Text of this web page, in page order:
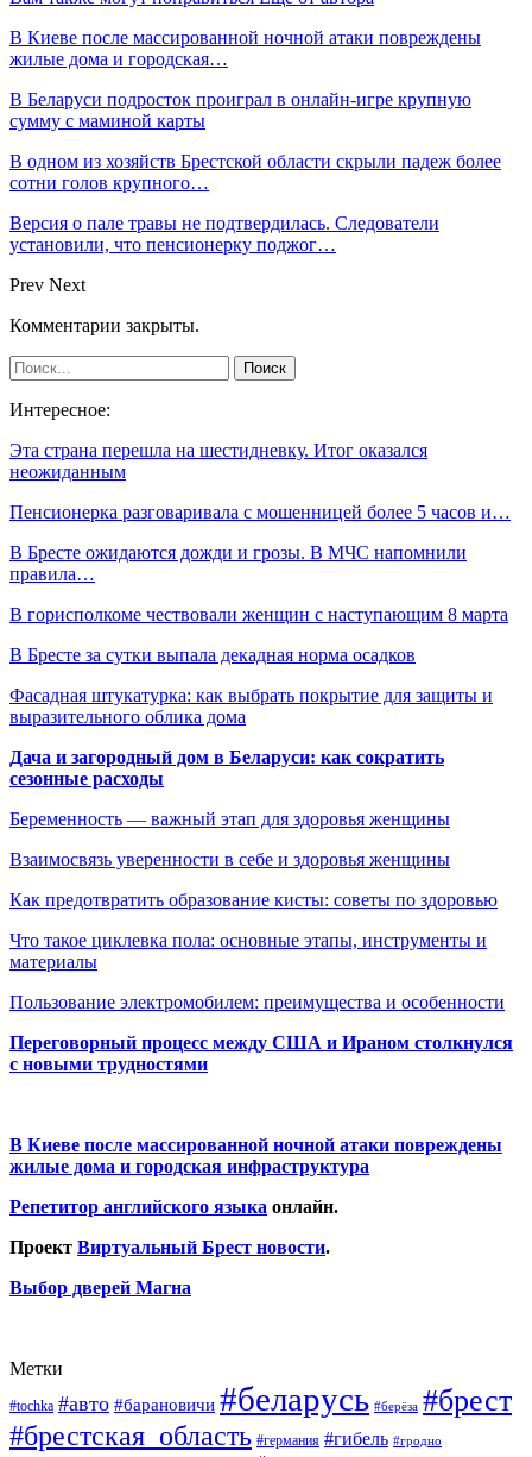
В Киеве после массированной ночной атаки повреждены
жилые дома и городская…
В Беларуси подросток проиграл в онлайн-игре крупную
сумму с маминой карты
В одном из хозяйств Брестской области скрыли падеж более
сотни голов крупного…
Версия о пале травы не подтвердилась. Следователи
установили, что пенсионерку поджог…
Prev Next
Комментарии закрыты.
Интересное:
Эта страна перешла на шестидневку. Итог оказался
неожиданным
Пенсионерка разговаривала с мошенницей более 5 часов и…
В Бресте ожидаются дожди и грозы. В МЧС напомнили
правила…
В горисполкоме чествовали женщин с наступающим 8 марта
В Бресте за сутки выпала декадная норма осадков
Фасадная штукатурка: как выбрать покрытие для защиты и
выразительного облика дома
Дача и загородный дом в Беларуси: как сократить
сезонные расходы
Беременность — важный этап для здоровья женщины
Взаимосвязь уверенности в себе и здоровья женщины
Как предотвратить образование кисты: советы по здоровью
Что такое циклевка пола: основные этапы, инструменты и
материалы
Пользование электромобилем: преимущества и особенности
Переговорный процесс между США и Ираном столкнулся
с новыми трудностями
В Киеве после массированной ночной атаки повреждены
жилые дома и городская инфраструктура
Репетитор английского языка онлайн.
Проект Виртуальный Брест новости.
Выбор дверей Магна
Метки
#tochka #авто #барановичи #беларусь #берёза #брест
#брестская_область #германия #гибель #гродно